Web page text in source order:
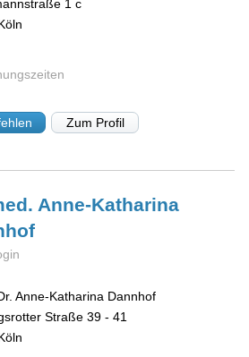
1 c
Zum Profil
Anne-Katharina
Anne-Katharina Dannhof
Straße 39 - 41